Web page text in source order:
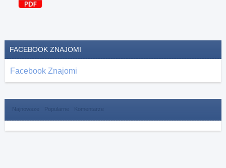
FACEBOOK ZNAJOMI
Facebook Znajomi
Najnowsze Popularne Komentarze